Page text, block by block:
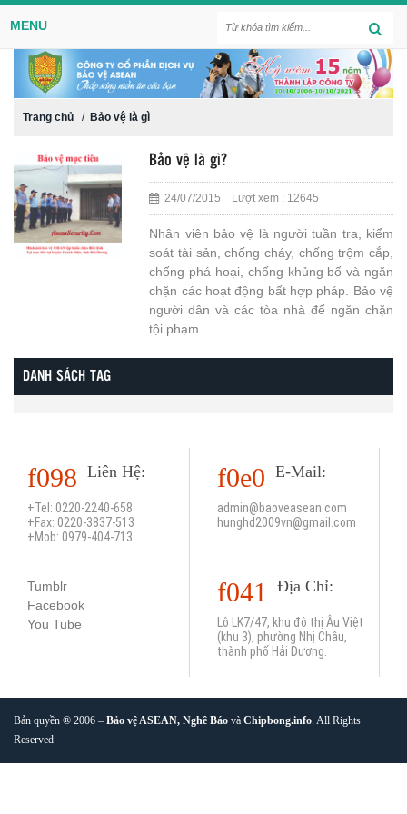
MENU
Trang chủ / Bảo vệ là gì
Bảo vệ là gì?
24/07/2015 Lượt xem : 12645
Nhân viên bảo vệ là người tuần tra, kiểm
soát tài sản, chống cháy, chống trộm cắp,
chống phá hoại, chống khủng bố và ngăn
chặn các hoạt động bất hợp pháp. Bảo vệ
người dân và các tòa nhà để ngăn chặn
tội phạm.
DANH SÁCH TAG
Liên Hệ:
+Tel: 0220-2240-658
+Fax: 0220-3837-513
+Mob: 0979-404-713
E-Mail:
admin@baoveasean.com
hunghd2009vn@gmail.com
Tumblr
Facebook
You Tube
Địa Chỉ:
Lô LK7/47, khu đô thị Âu Việt
(khu 3), phường Nhị Châu,
thành phố Hải Dương.
Bản quyền ® 2006 – Bảo vệ ASEAN, Nghề Báo và Chipbong.info. All Rights
Reserved